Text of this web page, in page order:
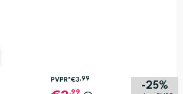
-25%
PVPR*€3,99
,99